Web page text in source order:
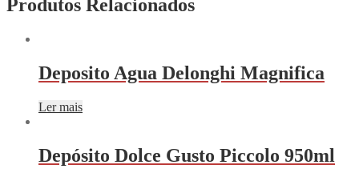
Produtos Relacionados
Deposito Agua Delonghi Magnifica
Ler mais
Depósito Dolce Gusto Piccolo 950ml